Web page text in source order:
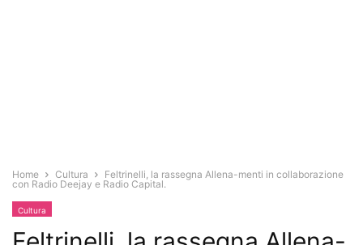
Home Cultura
Feltrinelli, la rassegna Allena-menti in collaborazione
con Radio Deejay e Radio Capital.
Cultura